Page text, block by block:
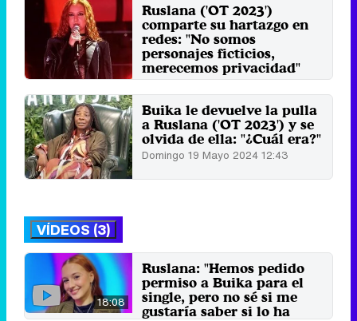
Ruslana ('OT 2023')
comparte su hartazgo en
redes: "No somos
personajes ficticios,
merecemos privacidad"
Miércoles 24 Julio 2024 03:56
Buika le devuelve la pulla
a Ruslana ('OT 2023') y se
olvida de ella: "¿Cuál era?"
Domingo 19 Mayo 2024 12:43
VÍDEOS (3)
18:08
Ruslana: "Hemos pedido
permiso a Buika para el
single, pero no sé si me
gustaría saber si lo ha